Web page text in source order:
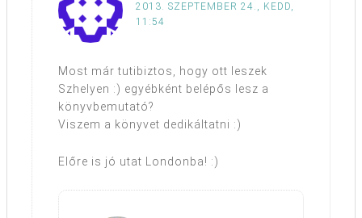
2013. SZEPTEMBER 24., KEDD,
11:54
Most már tutibiztos, hogy ott leszek
Szhelyen :) egyébként belépős lesz a
könyvbemutató?
Viszem a könyvet dedikáltatni :)
Előre is jó utat Londonba! :)